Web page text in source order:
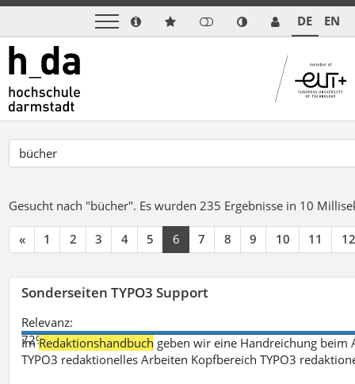
DE EN
Gesucht nach "bücher". Es wurden 235 Ergebnisse in 10
« 1 2 3 4 5 6 7 8 9 10 11 12
Sonderseiten TYPO3 Support
Relevanz:
72%
ImRedaktionshandbuch geben wir eine Handreichung beim
TYPO3 redaktionelles Arbeiten Kopfbereich TYPO3